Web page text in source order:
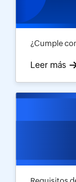
¿Cumple
Leer más